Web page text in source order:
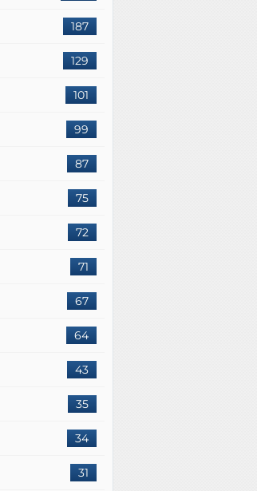
187
129
101
99
87
75
72
71
67
64
43
35
34
31